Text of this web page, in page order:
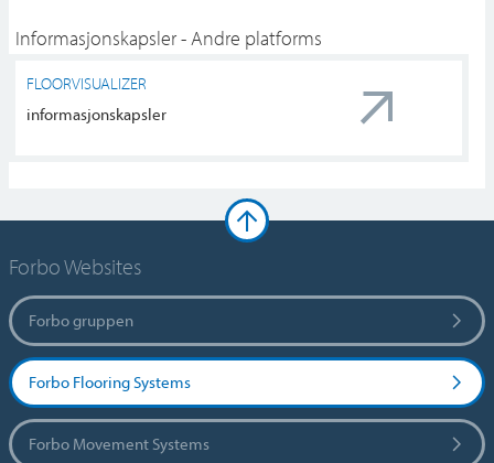
Informasjonskapsler - Andre platforms
FLOORVISUALIZER
informasjonskapsler
Forbo Websites
Forbo gruppen
Forbo Flooring Systems
Forbo Movement Systems